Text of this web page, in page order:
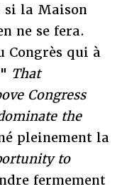
si la Maison
ne se fera.
Congrès qui à
That
Congress
the
pleinement la
to
fermement